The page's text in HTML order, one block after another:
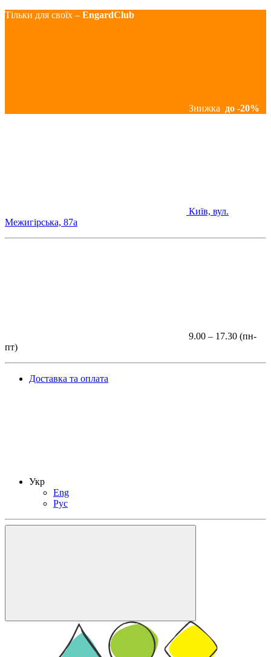
Тільки для своїх – EngardClub
Знижка до -20%
Київ, вул.
Межигірська, 87а
9.00 – 17.30 (пн-
пт)
Доставка та оплата
Укр
Eng
Рус